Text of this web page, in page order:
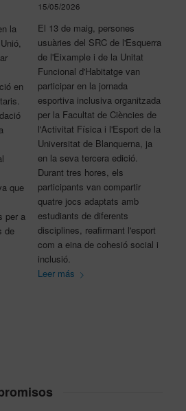
la
en
que
per a
de
15/05/2026
El 13 de maig, persones
usuàries del SRC de l'Esquerra
de l'Eixample i de la Unitat
Funcional d'Habitatge van
participar en la jornada
esportiva inclusiva organitzada
per la Facultat de Ciències de
l'Activitat Física i l'Esport de la
Universitat de Blanquerna, ja
en la seva tercera edició.
Durant tres hores, els
participants van compartir
quatre jocs adaptats amb
estudiants de diferents
disciplines, reafirmant l'esport
com a eina de cohesió social i
inclusió.
Leer más